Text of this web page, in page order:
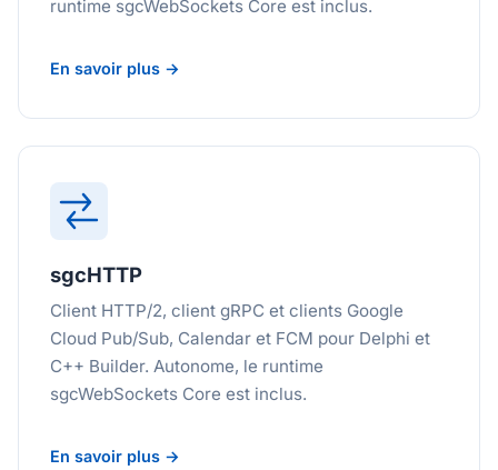
runtime sgcWebSockets Core est inclus.
En savoir plus →
sgcHTTP
Client HTTP/2, client gRPC et clients Google
Cloud Pub/Sub, Calendar et FCM pour Delphi et
C++ Builder. Autonome, le runtime
sgcWebSockets Core est inclus.
En savoir plus →